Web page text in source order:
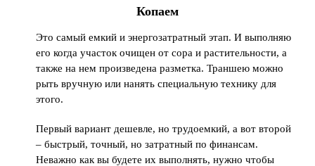
Копаем
Это самый емкий и энергозатратный этап. И выполняю
его когда участок очищен от сора и растительности, а
также на нем произведена разметка. Траншею можно
рыть вручную или нанять специальную технику для
этого.
Первый вариант дешевле, но трудоемкий, а вот второй
– быстрый, точный, но затратный по финансам.
Неважно как вы будете их выполнять, нужно чтобы